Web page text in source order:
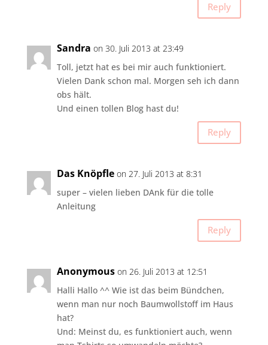
Reply
Sandra on 30. Juli 2013 at 23:49
Toll, jetzt hat es bei mir auch funktioniert.
Vielen Dank schon mal. Morgen seh ich dann
obs hält.
Und einen tollen Blog hast du!
Reply
Das Knöpfle on 27. Juli 2013 at 8:31
super – vielen lieben DAnk für die tolle
Anleitung
Reply
Anonymous on 26. Juli 2013 at 12:51
Halli Hallo ^^ Wie ist das beim Bündchen,
wenn man nur noch Baumwollstoff im Haus
hat?
Und: Meinst du, es funktioniert auch, wenn